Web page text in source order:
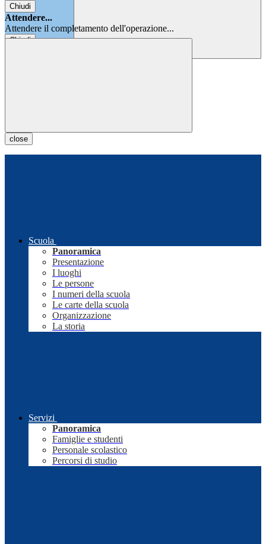
Chiudi
Attendere...
Attendere il completamento dell'operazione...
Chiudi
close
Scuola
Panoramica
Presentazione
I luoghi
Le persone
I numeri della scuola
Le carte della scuola
Organizzazione
La storia
Servizi
Panoramica
Famiglie e studenti
Personale scolastico
Percorsi di studio